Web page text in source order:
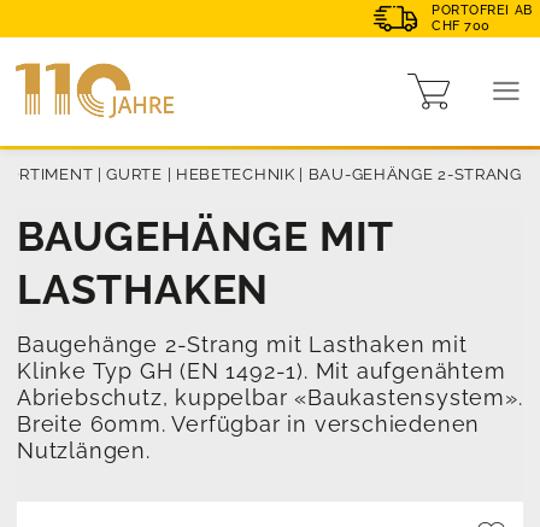
PORTOFREI AB
CHF 700
|GURTE | HEBETECHNIK | BAU-GEHÄNGE 2-STRANG
BAUGEHÄNGE MIT
LASTHAKEN
Baugehänge 2-Strang mit Lasthaken mit
Klinke Typ GH (EN 1492-1). Mit aufgenähtem
Abriebschutz, kuppelbar «Baukastensystem».
Breite 60mm. Verfügbar in verschiedenen
Nutzlängen.